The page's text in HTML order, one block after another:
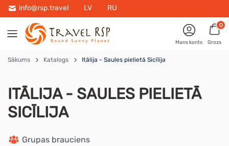
info@rsp.travel LV RU
Mans konts
0
Grozs
Sākums Katalogs Itālija - Saules pielietā Sicīlija
ITĀLIJA - SAULES PIELIETĀ
SICĪLIJA
Grupas brauciens